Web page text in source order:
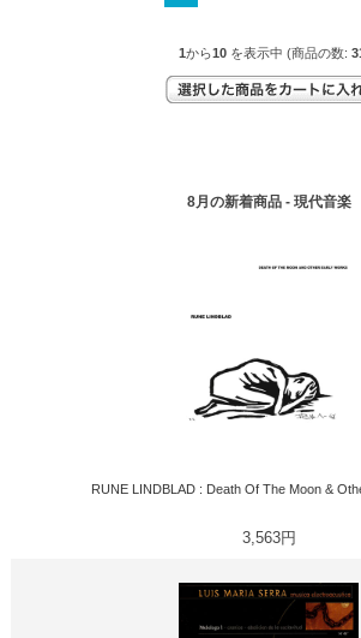
1から10 を表示中 (商品の数:
8月の新着商品 - 現代音楽
RUNE LINDBLAD : Death Of The Moon &
3,563円